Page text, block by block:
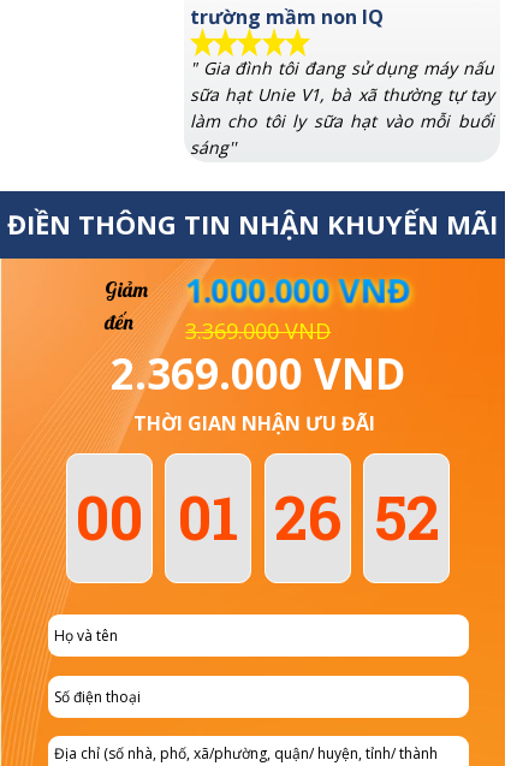
" Gia đình tôi đang sử dụng máy nấu
sữa hạt Unie V1, bà xã thường tự tay
làm cho tôi ly sữa hạt vào mỗi buổi
sáng''
trường mầm non IQ
ĐIỀN THÔNG TIN NHẬN KHUYẾN MÃI
Giảm
đến
1.000.000 VNĐ
3.369.000 VND
2.369.000 VND
THỜI GIAN NHẬN ƯU ĐÃI
00 01 26 50